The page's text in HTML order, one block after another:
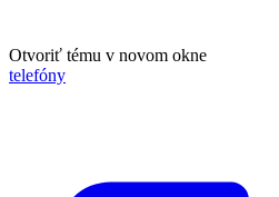
Otvoriť tému v novom okne
telefóny